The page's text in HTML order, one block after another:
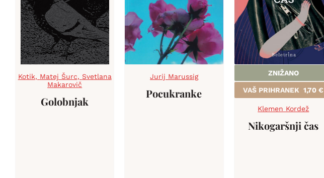
Kotik, Matej Šurc, Svetlana
Makarovič
Golobnjak
Jurij Marussig
Pocukranke
ZNIŽANO
VAŠ PRIHRANEK1,70€
Klemen Kordež
Nikogaršnji čas